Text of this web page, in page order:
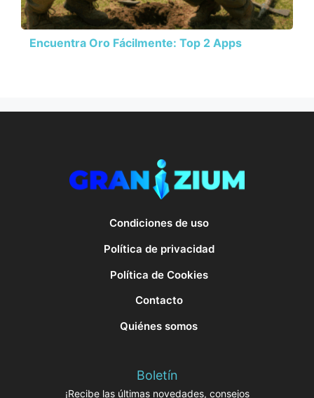
Encuentra Oro Fácilmente: Top 2 Apps
Condiciones de uso
Política de privacidad
Política de Cookies
Contacto
Quiénes somos
Boletín
¡Recibe las últimas novedades, consejos